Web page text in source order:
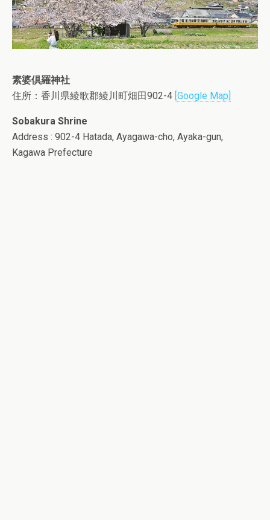
素婆倶羅神社
住所：香川県綾歌郡綾川町畑田902-4 [Google Map]
Sobakura Shrine
Address : 902-4 Hatada, Ayagawa-cho, Ayaka-gun,
Kagawa Prefecture